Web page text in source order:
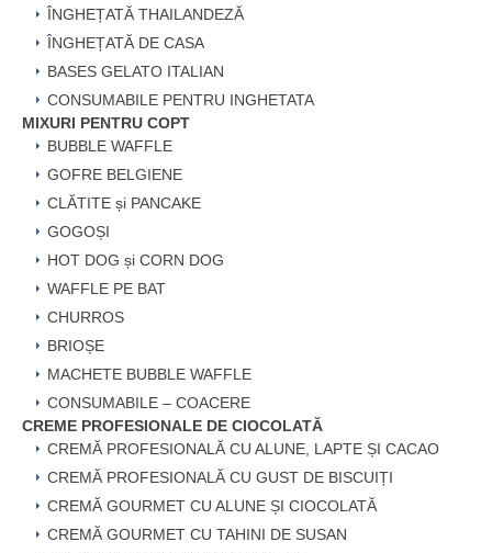
ÎNGHEȚATĂ THAILANDEZĂ
ÎNGHEȚATĂ DE CASA
BASES GELATO ITALIAN
CONSUMABILE PENTRU INGHETATA
MIXURI PENTRU COPT
BUBBLE WAFFLE
GOFRE BELGIENE
CLĂTITE și PANCAKE
GOGOȘI
HOT DOG și CORN DOG
WAFFLE PE BAT
CHURROS
BRIOȘE
MACHETE BUBBLE WAFFLE
CONSUMABILE – COACERE
CREME PROFESIONALE DE CIOCOLATĂ
CREMĂ PROFESIONALĂ CU ALUNE, LAPTE ȘI CACAO
CREMĂ PROFESIONALĂ CU GUST DE BISCUIȚI
CREMĂ GOURMET CU ALUNE ȘI CIOCOLATĂ
CREMĂ GOURMET CU TAHINI DE SUSAN